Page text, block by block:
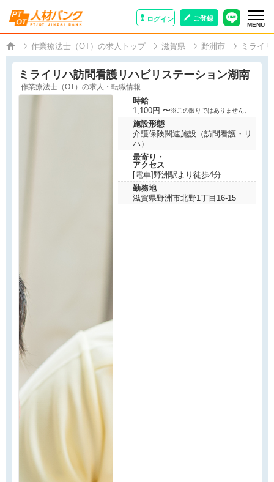
ログイン ご登録
MENU
作業療法士（OT）の求人トップ 滋賀県 野洲市 ミライ
ミライリハ訪問看護リハビリステーション湖南
-作業療法士（OT）の求人・転職情報-
時給
1,100円 〜※この限りではありません。
施設形態
介護保険関連施設（訪問看護・リ
ハ）
最寄り・
アクセス
[電車]野洲駅より徒歩4分
勤務地
滋賀県野洲市北野1丁目16-15